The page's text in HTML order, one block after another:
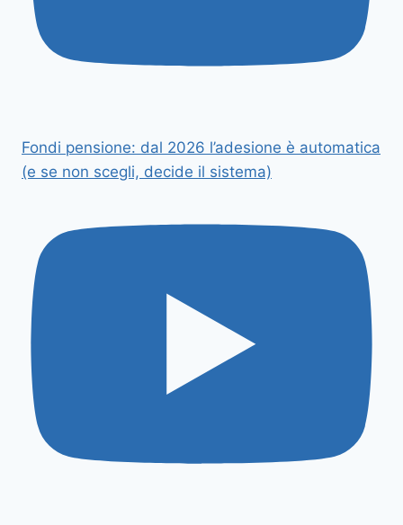
Fondi pensione: dal 2026 l’adesione è automatica
(e se non scegli, decide il sistema)